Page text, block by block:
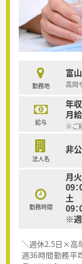
勤務地
富
高岡
給与
年
月
※ご
法人名
非
勤務時間
月
09
土
09
※週
＼週休2.5日×高
週36時間勤務平